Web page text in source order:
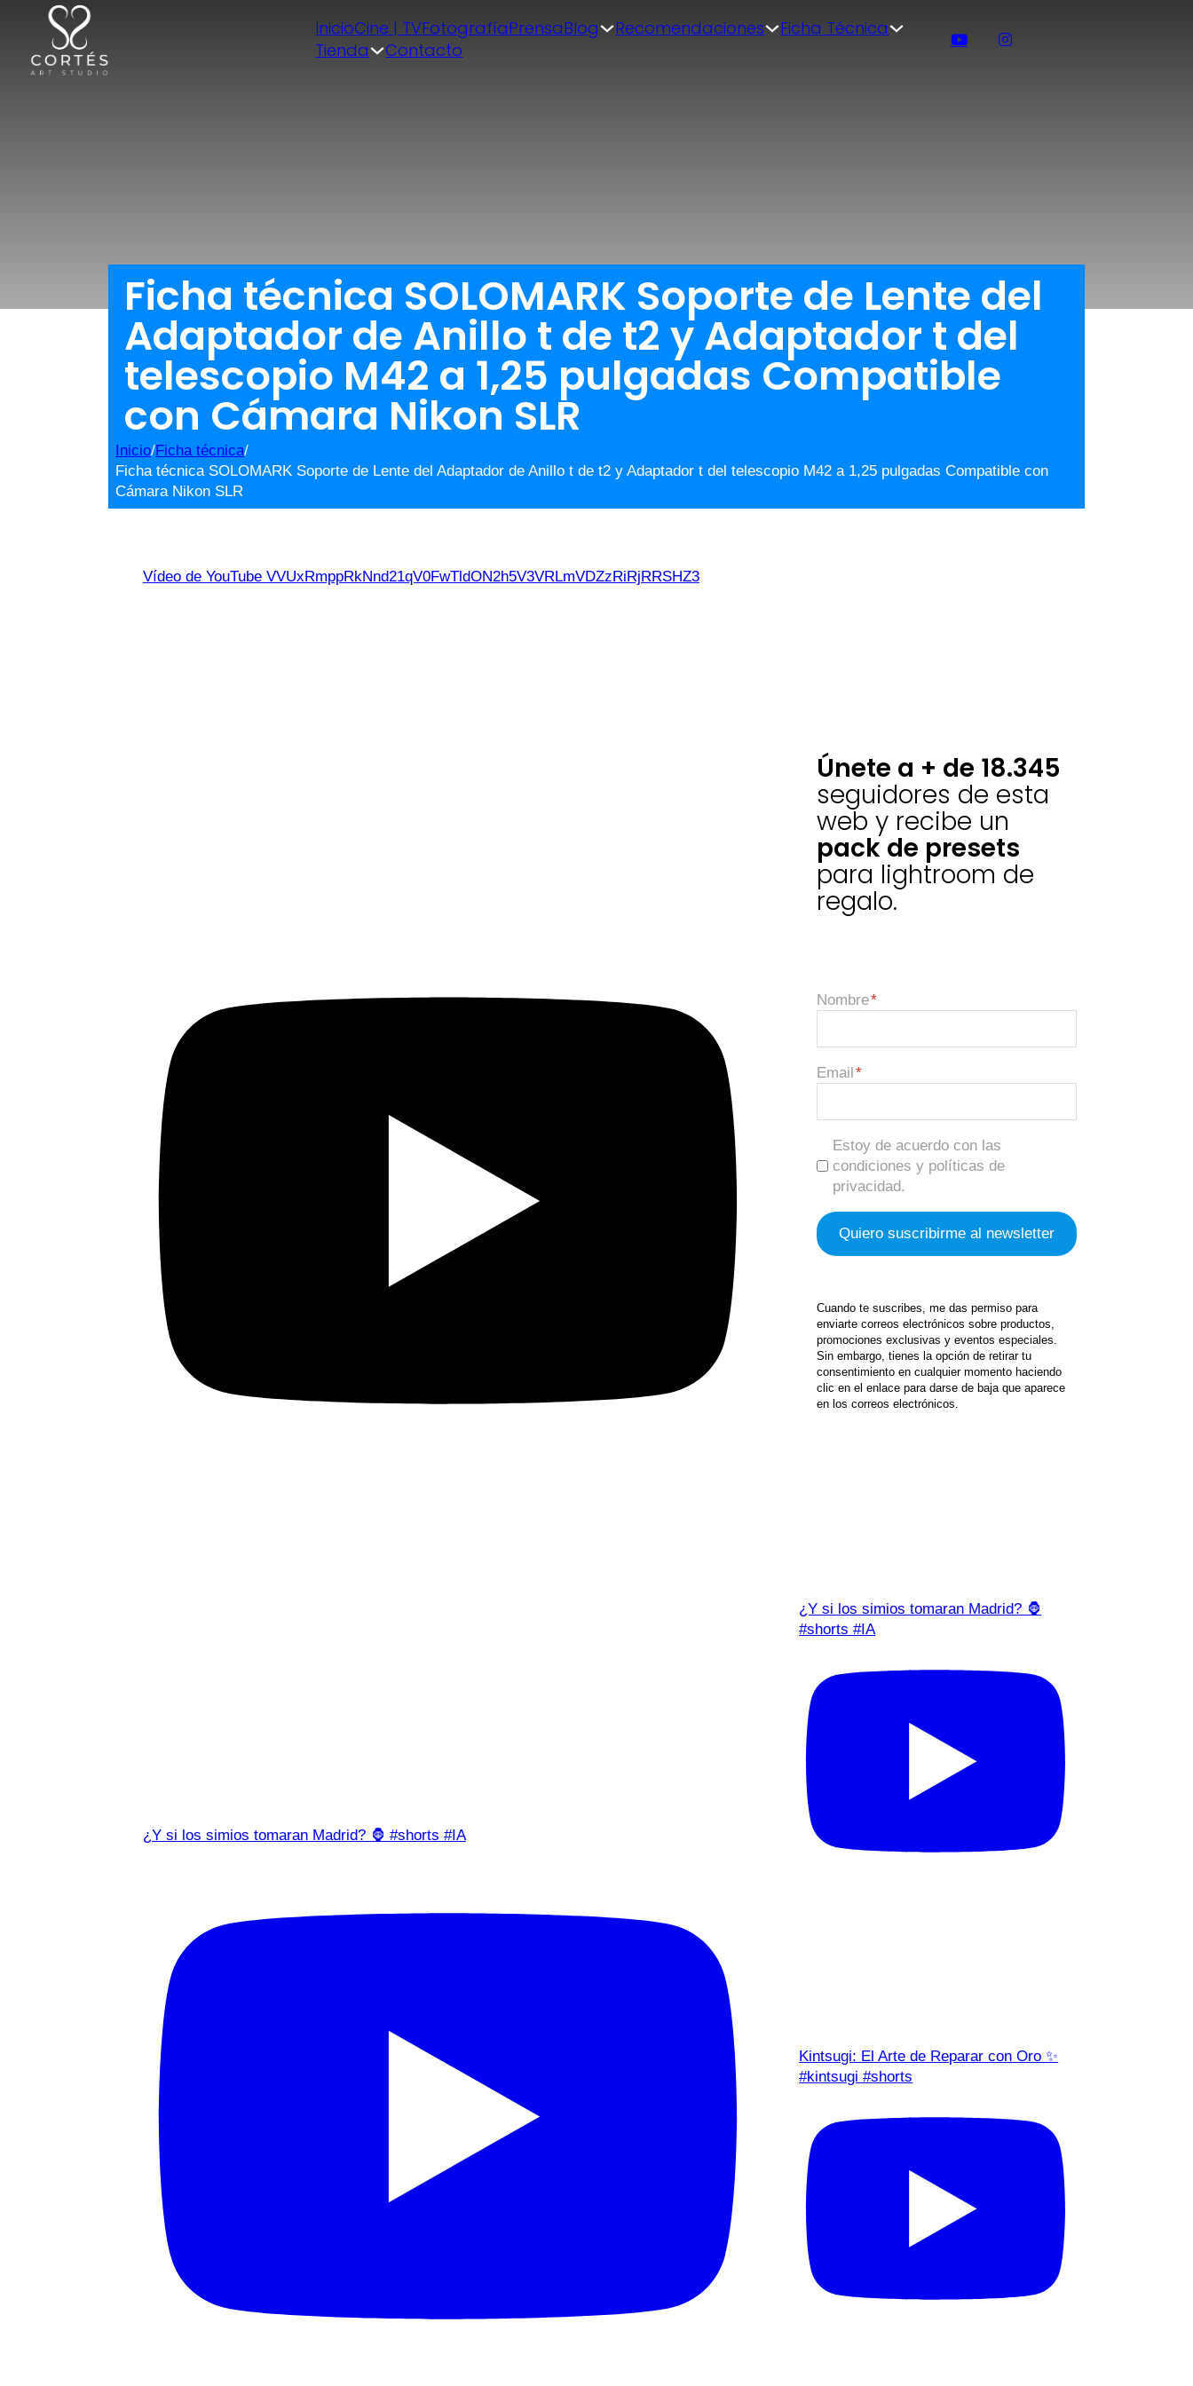
InicioCine | TVFotografíaPrensaBlog Recomendaciones
Ficha Técnica
Tienda
Contacto
Ficha técnica SOLOMARK Soporte de Lente del
Adaptador de Anillo t de t2 y Adaptador t del
telescopio M42 a 1,25 pulgadas Compatible
con Cámara Nikon SLR
Inicio/Ficha técnica/
Ficha técnica SOLOMARK Soporte de Lente del Adaptador de Anillo t de t2 y Adaptador t del telescopio M42 a 1,25 pulgadas Compatible con
Cámara Nikon SLR
Vídeo de YouTube VVUxRmppRkNnd21qV0FwTldON2h5V3VRLmVDZzRiRjRRSHZ3
¿Y si los simios tomaran Madrid? 🦍 #shorts #IA
Únete a + de 18.345
seguidores de esta
web y recibe un
pack de presets
para lightroom de
regalo.
Nombre
Email
Estoy de acuerdo con las
condiciones y políticas de
privacidad.
Cuando te suscribes, me das permiso para
enviarte correos electrónicos sobre productos,
promociones exclusivas y eventos especiales.
Sin embargo, tienes la opción de retirar tu
consentimiento en cualquier momento haciendo
clic en el enlace para darse de baja que aparece
en los correos electrónicos.
¿Y si los simios tomaran Madrid? 🦍
#shorts #IA
Kintsugi: El Arte de Reparar con Oro ✨
#kintsugi #shorts